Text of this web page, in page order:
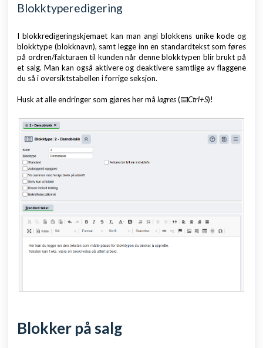
Blokktyperedigering
I blokkredigeringskjemaet kan man angi blokkens unike kode og
blokktype (blokknavn), samt legge inn en standardtekst som føres
på ordren/fakturaen til kunden når denne blokktypen blir brukt på
et salg. Man kan også aktivere og deaktivere samtlige av flaggene
du så i oversiktstabellen i forrige seksjon.
Husk at alle endringer som gjøres her må lagres(⌨️Ctrl+S)!
Blokker på salg